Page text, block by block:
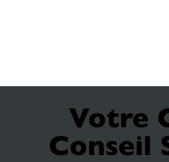
Votre
Conseil